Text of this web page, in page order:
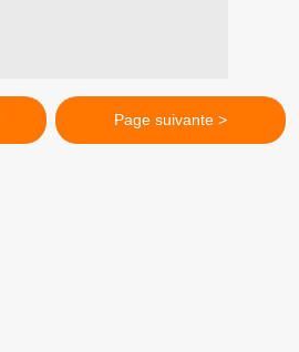
Page suivante >